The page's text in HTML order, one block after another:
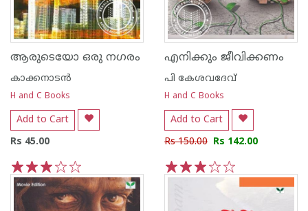
ആരുടെയോ ഒരു നഗരം
കാക്കനാടന്‍
H and C Books
Add to Cart
Rs 45.00
5
4
3
2
1
എനിക്കും ജീവിക്കണം
പി കേശവദേവ്‌
H and C Books
Add to Cart
Rs 150.00 Rs 142.00
5
4
3
2
1